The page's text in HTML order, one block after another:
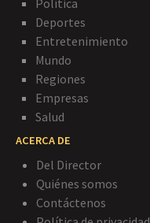
Deportes
Entretenimiento
Mundo
Regiones
Empresas
Salud
ACERCA DE
Del Director
Quiénes somos
Contáctenos